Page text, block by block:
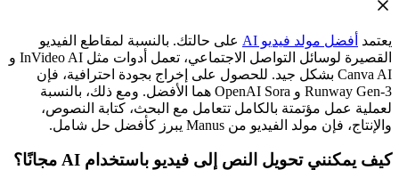
يعتمد أفضل مولد فيديو AI
على حالتك. بالنسبة لمقاطع الفيديو
القصيرة لوسائل التواصل الاجتماعي، تعمل أدوات مثل InVideo AI و
Canva AI بشكل جيد. للحصول على إخراج بجودة احترافية، فإن
Runway Gen-3 و OpenAI Sora هما الأفضل. ومع ذلك، بالنسبة
لعملية عمل مؤتمتة بالكامل تتعامل مع البحث، كتابة النصوص،
والإنتاج، فإن مولد الفيديو من Manus يبرز كأفضل حل شامل.
كيف يمكنني تحويل النص إلى فيديو باستخدام AI مجانًا؟